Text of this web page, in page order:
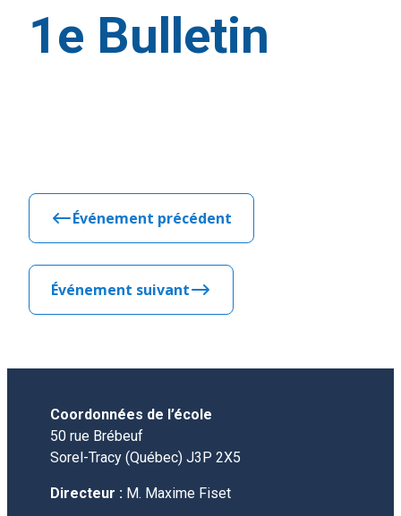
1e Bulletin
Événement précédent
Événement suivant
Coordonnées de l’école
50 rue Brébeuf
Sorel-Tracy (Québec) J3P 2X5
Directeur : M. Maxime Fiset